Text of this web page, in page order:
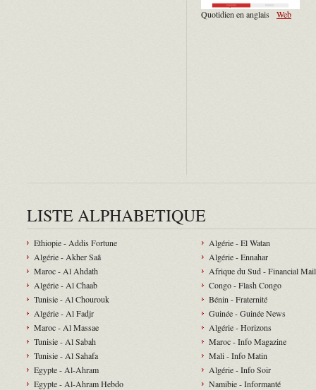
Quotidien en anglais Web
LISTE ALPHABETIQUE
Ethiopie - Addis Fortune
Algérie - Akher Saâ
Maroc - Al Ahdath
Algérie - Al Chaab
Tunisie - Al Chourouk
Algérie - Al Fadjr
Maroc - Al Massae
Tunisie - Al Sabah
Tunisie - Al Sahafa
Egypte - Al-Ahram
Egypte - Al-Ahram Hebdo
Algérie - El Watan
Algérie - Ennahar
Afrique du Sud - Financial Mail
Congo - Flash Congo
Bénin - Fraternité
Guinée - Guinée News
Algérie - Horizons
Maroc - Info Magazine
Mali - Info Matin
Algérie - Info Soir
Namibie - Informanté